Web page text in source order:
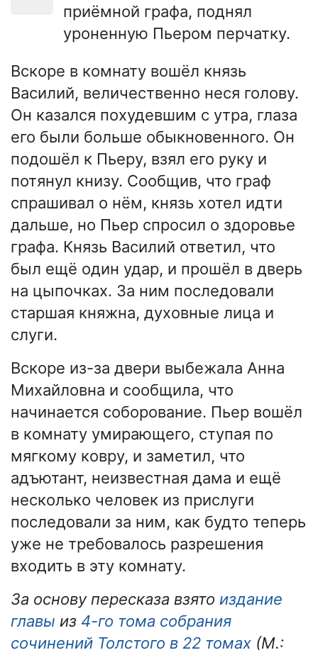
приёмной графа, поднял
уроненную Пьером перчатку.
Вскоре в комнату вошёл князь
Василий, величественно неся голову.
Он казался похудевшим с утра, глаза
его были больше обыкновенного. Он
подошёл к Пьеру, взял его руку и
потянул книзу. Сообщив, что граф
спрашивал о нём, князь хотел идти
дальше, но Пьер спросил о здоровье
графа. Князь Василий ответил, что
был ещё один удар, и прошёл в дверь
на цыпочках. За ним последовали
старшая княжна, духовные лица и
слуги.
Вскоре из-за двери выбежала Анна
Михайловна и сообщила, что
начинается соборование. Пьер вошёл
в комнату умирающего, ступая по
мягкому ковру, и заметил, что
адъютант, неизвестная дама и ещё
несколько человек из прислуги
последовали за ним, как будто теперь
уже не требовалось разрешения
входить в эту комнату.
За основу пересказа взято издание
главы из 4-го тома собрания
сочинений Толстого в 22 томах (М.: